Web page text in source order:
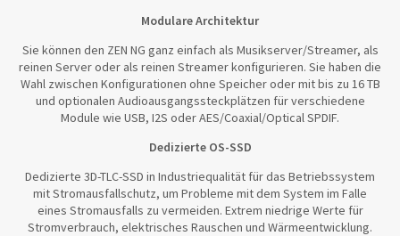
Modulare Architektur
Sie können den ZEN NG ganz einfach als Musikserver/Streamer, als
reinen Server oder als reinen Streamer konfigurieren. Sie haben die
Wahl zwischen Konfigurationen ohne Speicher oder mit bis zu 16 TB
und optionalen Audioausgangssteckplätzen für verschiedene
Module wie USB, I2S oder AES/Coaxial/Optical SPDIF.
Dedizierte OS-SSD
Dedizierte 3D-TLC-SSD in Industriequalität für das Betriebssystem
mit Stromausfallschutz, um Probleme mit dem System im Falle
eines Stromausfalls zu vermeiden. Extrem niedrige Werte für
Stromverbrauch, elektrisches Rauschen und Wärmeentwicklung.